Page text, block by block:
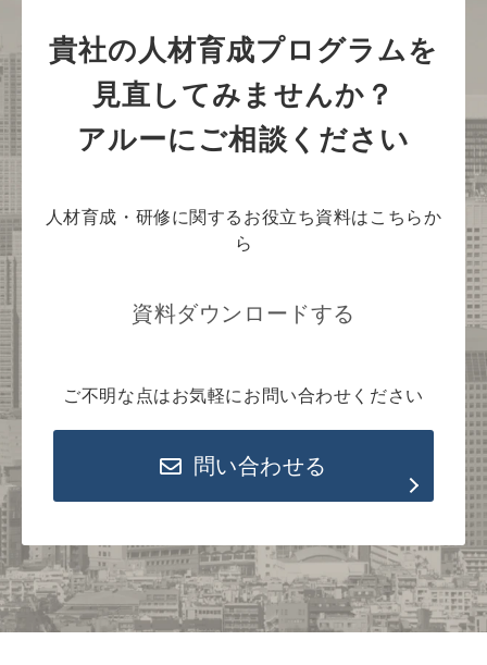
貴社の人材育成プログラムを
見直してみませんか？
アルーにご相談ください
人材育成・研修に関するお役立ち資料はこちらか
ら
資料ダウンロードする
ご不明な点はお気軽にお問い合わせください
問い合わせる